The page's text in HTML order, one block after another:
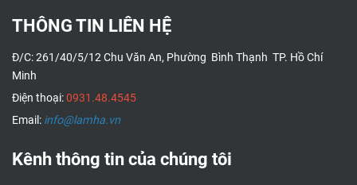
THÔNG TIN LIÊN HỆ
Đ/C: 261/40/5/12 Chu Văn An, Phường Bình Thạnh TP. Hồ Chí
Minh
Điện thoại:0931.48.4545
Email: info@lamha.vn
Kênh thông tin của chúng tôi